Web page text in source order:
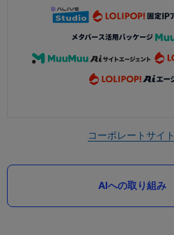
コーポレートサイト
AIへの取り組み